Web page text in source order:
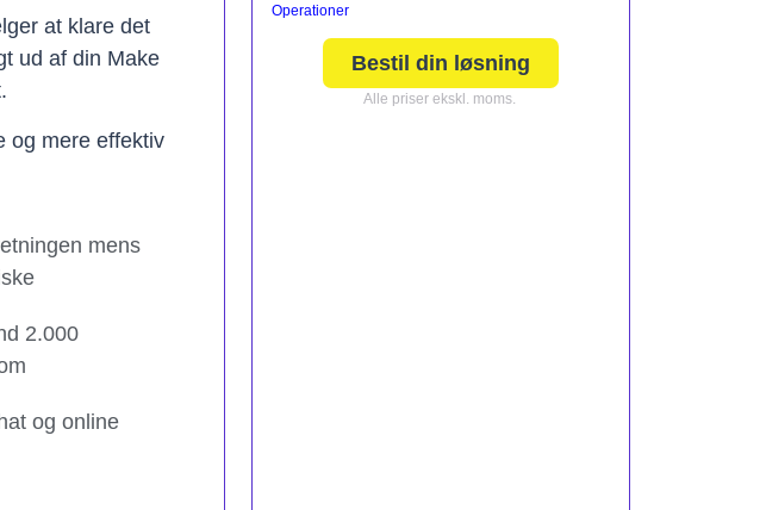
at klare det
ud af din Make
og mere effektiv
mens
2.000
og online
Operationer
Bestil din løsning
Alle priser ekskl. moms.